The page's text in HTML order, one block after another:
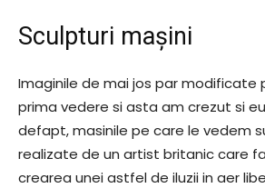
Sculpturi mașini
Imaginile de mai jos par modificate
prima vedere si asta am crezut si
defapt, masinile pe care le vedem
realizate de un artist britanic care
crearea unei astfel de iluzii in aer